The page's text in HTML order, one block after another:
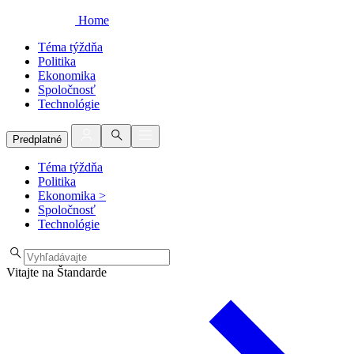
Home
Téma týždňa
Politika
Ekonomika
Spoločnosť
Technológie
Predplatné
Téma týždňa
Politika
Ekonomika >
Spoločnosť
Technológie
Vitajte na Štandarde